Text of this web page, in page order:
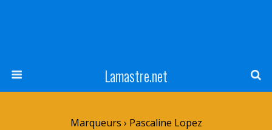
Lamastre.net
Marqueurs › Pascaline Lopez